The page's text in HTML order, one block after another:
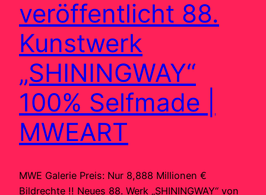
veröffentlicht 88.
Kunstwerk
„SHININGWAY“
100% Selfmade |
MWEART
MWE Galerie Preis: Nur 8,888 Millionen €
Bildrechte !! Neues 88. Werk „SHININGWAY“ von